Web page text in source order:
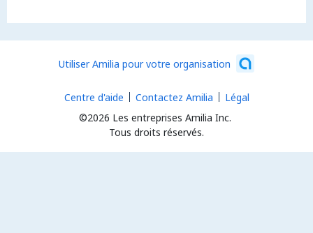
Utiliser Amilia pour votre organisation
©2026 Les entreprises Amilia Inc.
Tous droits réservés.
Centre d'aide Contactez Amilia Légal